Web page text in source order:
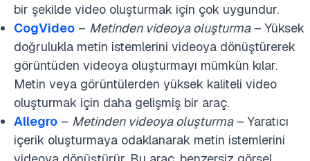
bir şekilde video oluşturmak için çok uygundur.
CogVideo – Metinden videoya oluşturma– Yüksek
doğrulukla metin istemlerini videoya dönüştürerek
görüntüden videoya oluşturmayı mümkün kılar.
Metin veya görüntülerden yüksek kaliteli video
oluşturmak için daha gelişmiş bir araç.
Allegro – Metinden videoya oluşturma– Yaratıcı
içerik oluşturmaya odaklanarak metin istemlerini